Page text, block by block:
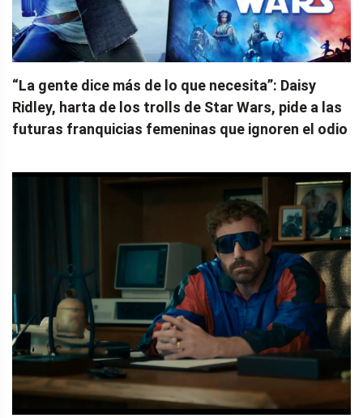
“La gente dice más de lo que necesita”: Daisy
Ridley, harta de los trolls de Star Wars, pide a las
futuras franquicias femeninas que ignoren el odio